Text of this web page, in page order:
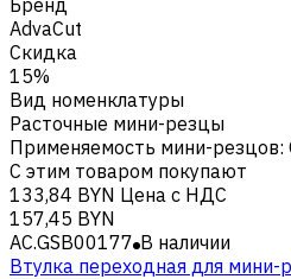
AdvaCut
Скидка
15%
Вид номенклатуры
Расточные мини-резцы
Применяемость мини-резцов:
С этим товаром покупают
133,84 BYN Цена с НДС
157,45 BYN
AC.GSB00177 В наличии
Втулка переходная для